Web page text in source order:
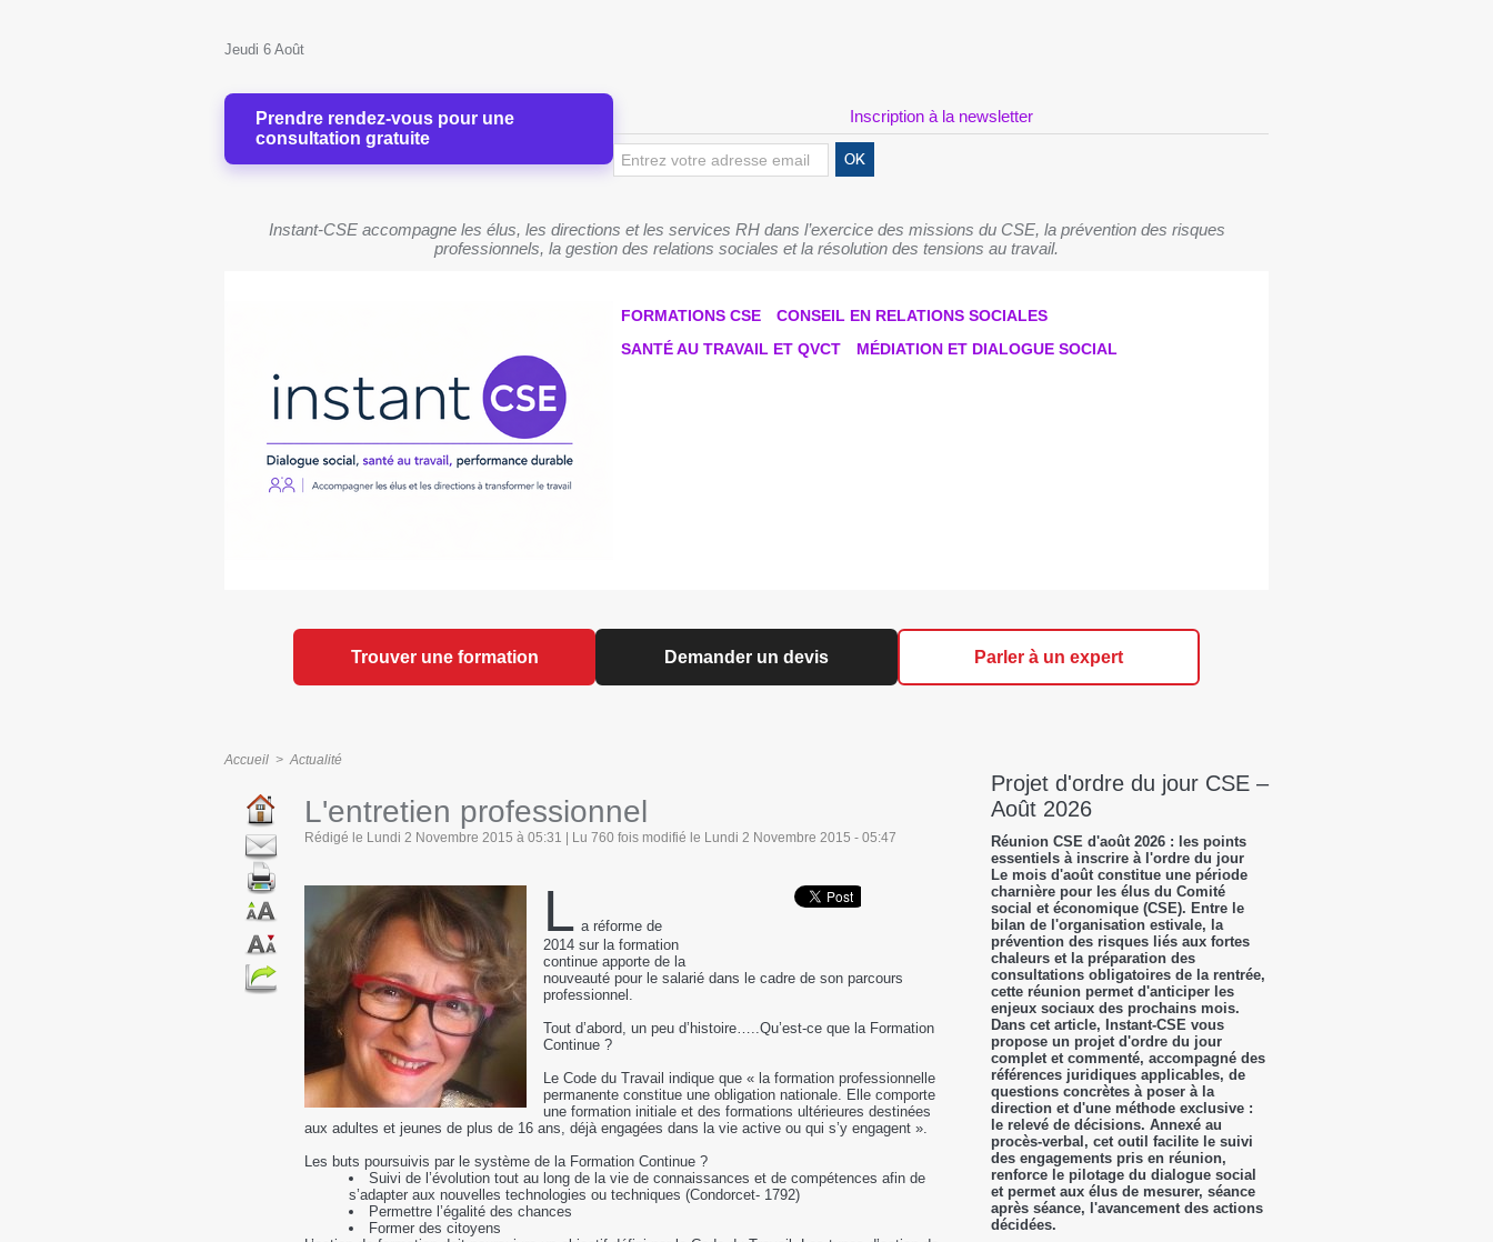
Jeudi 6 Août
Prendre rendez-vous pour une
consultation gratuite
Inscription à la newsletter
Instant-CSE accompagne les élus, les directions et les services RH dans l’exercice des missions du CSE, la prévention des risques
professionnels, la gestion des relations sociales et la résolution des tensions au travail.
FORMATIONS CSE
CONSEIL EN RELATIONS SOCIALES
SANTÉ AU TRAVAIL ET QVCT
MÉDIATION ET DIALOGUE SOCIAL
Trouver une formation Demander un devis Parler à un expert
Accueil > Actualité
L'entretien professionnel
Rédigé le Lundi 2 Novembre 2015 à 05:31 | Lu 760 fois modifié le Lundi 2 Novembre 2015 - 05:47
L a réforme de
2014 sur la formation
continue apporte de la
nouveauté pour le salarié dans le cadre de son parcours
professionnel.
Tout d’abord, un peu d’histoire…..Qu’est-ce que la Formation
Continue ?
Le Code du Travail indique que « la formation professionnelle
permanente constitue une obligation nationale. Elle comporte
une formation initiale et des formations ultérieures destinées
aux adultes et jeunes de plus de 16 ans, déjà engagées dans la vie active ou qui s’y engagent ».
Les buts poursuivis par le système de la Formation Continue ?
Suivi de l’évolution tout au long de la vie de connaissances et de compétences afin de
s’adapter aux nouvelles technologies ou techniques (Condorcet- 1792)
Permettre l’égalité des chances
Former des citoyens
Projet d'ordre du jour CSE –
Août 2026
Réunion CSE d'août 2026 : les points
essentiels à inscrire à l'ordre du jour
Le mois d'août constitue une période
charnière pour les élus du Comité
social et économique (CSE). Entre le
bilan de l'organisation estivale, la
prévention des risques liés aux fortes
chaleurs et la préparation des
consultations obligatoires de la rentrée,
cette réunion permet d'anticiper les
enjeux sociaux des prochains mois.
Dans cet article, Instant-CSE vous
propose un projet d'ordre du jour
complet et commenté, accompagné des
références juridiques applicables, de
questions concrètes à poser à la
direction et d'une méthode exclusive :
le relevé de décisions. Annexé au
procès-verbal, cet outil facilite le suivi
des engagements pris en réunion,
renforce le pilotage du dialogue social
et permet aux élus de mesurer, séance
après séance, l'avancement des actions
décidées.